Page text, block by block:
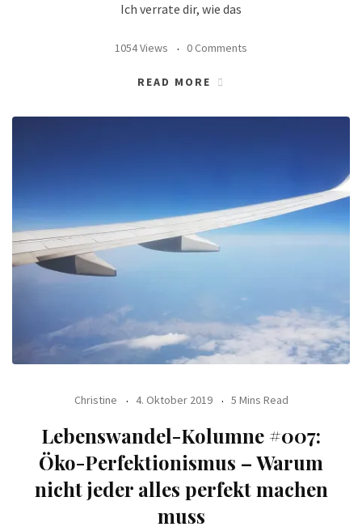
Ich verrate dir, wie das
1054 Views 0 Comments
READ MORE
Christine 4. Oktober 2019 5 Mins Read
Lebenswandel-Kolumne #007:
Öko-Perfektionismus – Warum
nicht jeder alles perfekt machen
muss